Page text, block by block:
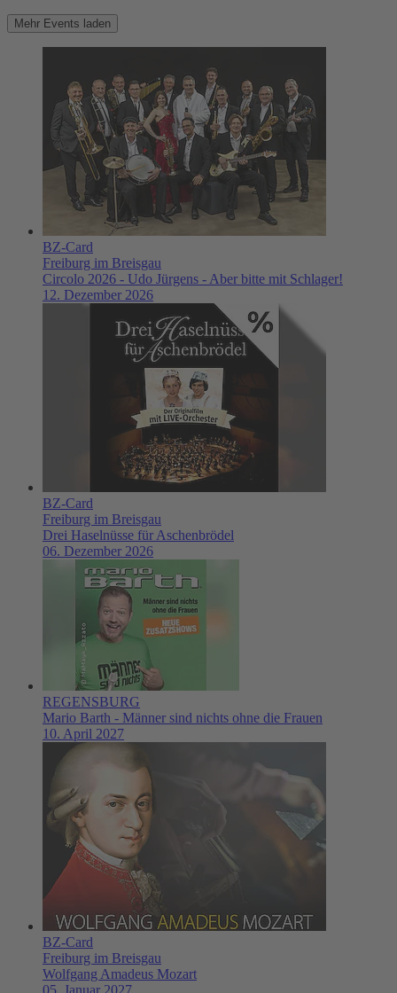
Mehr Events laden
BZ-Card
Freiburg im Breisgau
Circolo 2026 - Udo Jürgens - Aber bitte mit Schlager!
12. Dezember 2026
BZ-Card
Freiburg im Breisgau
Drei Haselnüsse für Aschenbrödel
06. Dezember 2026
REGENSBURG
Mario Barth - Männer sind nichts ohne die Frauen
10. April 2027
BZ-Card
Freiburg im Breisgau
Wolfgang Amadeus Mozart
05. Januar 2027